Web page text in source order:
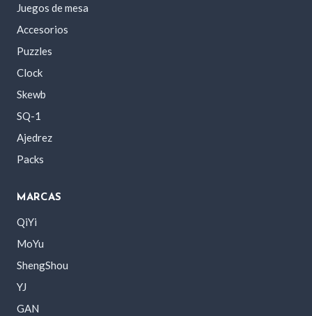
Juegos de mesa
Accesorios
Puzzles
Clock
Skewb
SQ-1
Ajedrez
Packs
MARCAS
QiYi
MoYu
ShengShou
YJ
GAN